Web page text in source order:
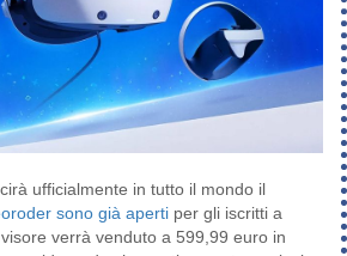
ufficialmente in tutto il mondo il
sono già aperti per gli iscritti a
verrà venduto a 599,99 euro in